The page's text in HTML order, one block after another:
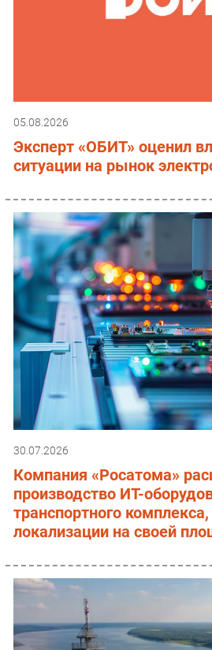
05.08.2026
Эксперт «ОБИТ» оценил
ситуации на рынок
30.07.2026
Компания «Росатома»
производство ИТ-
транспортного
локализации на своей